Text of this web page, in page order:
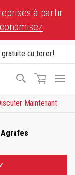
à partir
gratuite du toner!
Recherche
Maintenant
Agrafes